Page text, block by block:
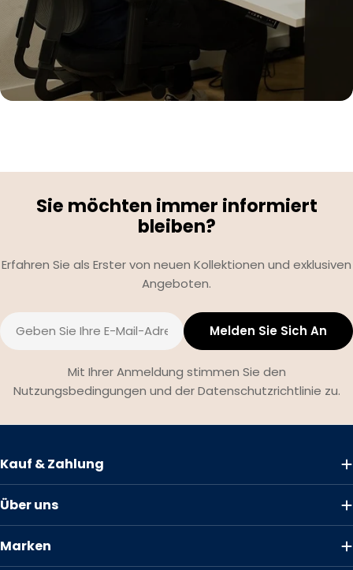
Sie möchten immer informiert
bleiben?
Erfahren Sie als Erster von neuen Kollektionen und exklusiven
Angeboten.
E-
Mail
Melden Sie Sich An
Mit Ihrer Anmeldung stimmen Sie den
Nutzungsbedingungen und der Datenschutzrichtlinie zu.
Kauf & Zahlung
Über uns
Marken